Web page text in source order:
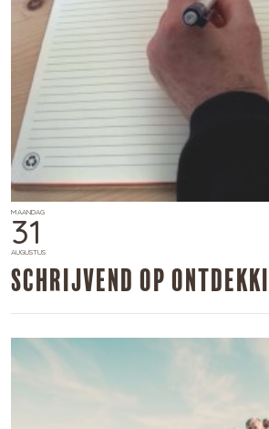
MAANDAG
31
AUGUSTUS
​Schrijvend op